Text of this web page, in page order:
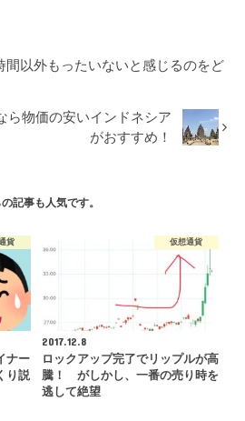
間以外もったいないと感じるのをど
ら物価の安いインドネシア
がおすすめ！
記事も人気です。
貨
ナー
り説
仮想通貨
2017.12.8
ロックアップ完了でリップルが高
騰！ がしかし、一番の売り時を
逃して絶望